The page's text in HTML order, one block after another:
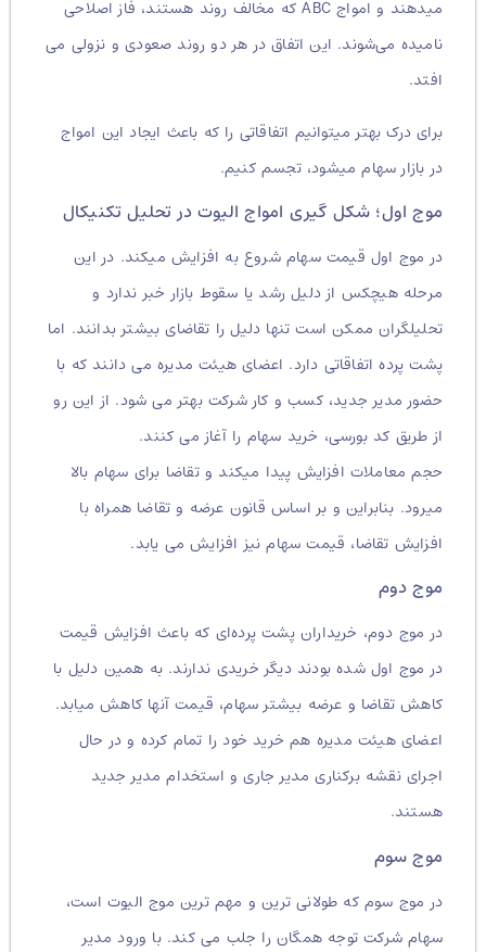
میدهند و امواج ABC که مخالف روند هستند، فاز اصلاحی
نامیده می‌شوند. این اتفاق در هر دو روند صعودی و نزولی می
برای درک بهتر میتوانیم اتفاقاتی را که باعث ایجاد این امواج
در بازار سهام میشود، تجسم کنیم.
موج اول؛ شکل گیری امواج الیوت در تحلیل تکنیکال
در موج اول قیمت سهام شروع به افزایش میکند. در این
مرحله هیچکس از دلیل رشد یا سقوط بازار خبر ندارد و
تحلیلگران ممکن است تنها دلیل را تقاضای بیشتر بدانند. اما
پشت پرده اتفاقاتی دارد. اعضای هیئت مدیره می دانند که با
حضور مدیر جدید، کسب و کار شرکت بهتر می شود. از این رو
از طریق کد بورسی، خرید سهام را آغاز می کنند.
حجم معاملات افزایش پیدا میکند و تقاضا برای سهام بالا
میرود. بنابراین و بر اساس قانون عرضه و تقاضا همراه با
افزایش تقاضا، قیمت سهام نیز افزایش می یابد.
موج دوم
در موج دوم، خریداران پشت پرده‌ای که باعث افزایش قیمت
در موج اول شده بودند دیگر خریدی ندارند. به همین دلیل با
کاهش تقاضا و عرضه بیشتر سهام، قیمت آنها کاهش میابد.
اعضای هیئت مدیره هم خرید خود را تمام کرده و در حال
اجرای نقشه برکناری مدیر جاری و استخدام مدیر جدید
هستند.
موج سوم
در موج سوم که طولانی ترین و مهم ترین موج الیوت است،
سهام شرکت توجه همگان را جلب می کند. با ورود مدیر